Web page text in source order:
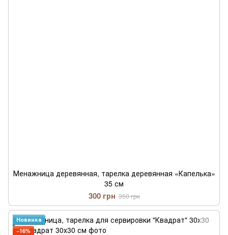
Менажница деревянная, тарелка деревянная «Капелька»
35 см
300 грн 350 грн
Новинка
−16%